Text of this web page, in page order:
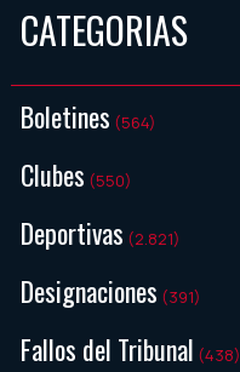
CATEGORIAS
Boletines (564)
Clubes (550)
Deportivas (2.821)
Designaciones (391)
Fallos del Tribunal (438)